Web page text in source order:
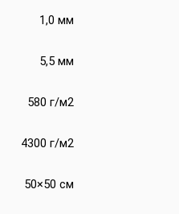
1,0 мм
5,5 мм
580 г/м2
4300 г/м2
50×50 см